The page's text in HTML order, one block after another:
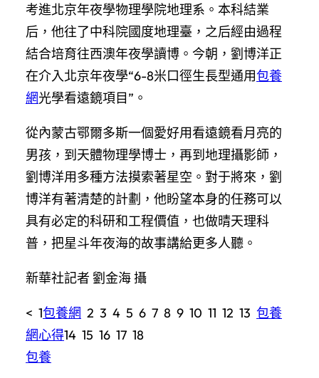
考進北京年夜學物理學院地理系。本科結業
后，他往了中科院國度地理臺，之后經由過程
結合培育往西澳年夜學讀博。今朝，劉博洋正
在介入北京年夜學“6-8米口徑生長型通用包養
網光學看遠鏡項目”。
從內蒙古鄂爾多斯一個愛好用看遠鏡看月亮的
男孩，到天體物理學博士，再到地理攝影師，
劉博洋用多種方法摸索著星空。對于將來，劉
博洋有著清楚的計劃，他盼望本身的任務可以
具有必定的科研和工程價值，也做晴天理科
普，把星斗年夜海的故事講給更多人聽。
新華社記者 劉金海 攝
< 1包養網 2 3 4 5 6 7 8 9 10 11 12 13 包養
網心得14 15 16 17 18
包養